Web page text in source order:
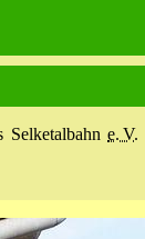
Selketal­bahne. V.